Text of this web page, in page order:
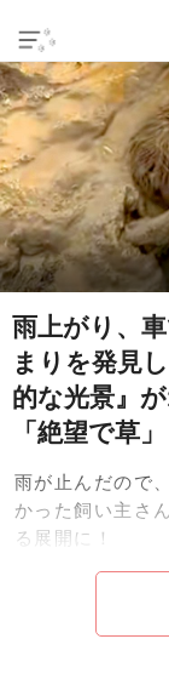
雨上がり、
まりを発見
的な光景』
「絶望で草」
雨が止んだので
かった飼い主さ
る展開に！